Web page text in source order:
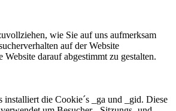
wie Sie auf uns aufmerksam
auf der Website
Website darauf abgestimmt zu gestalten.
installiert die Cookie´s _ga und _gid. Diese